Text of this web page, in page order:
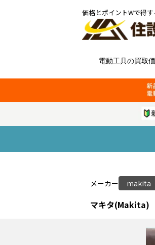
価格とポイントWで得
電動工具の買取
メーカー makita
マキタ(Makita)